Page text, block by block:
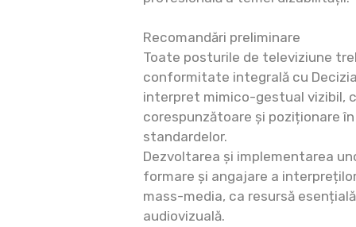
Recomandări preliminare
Toate posturile de televiziune
conformitate integrală cu
interpret mimico-gestual vizibil,
corespunzătoare și poziționare
standardelor.
Dezvoltarea și implementarea
formare și angajare a
mass-media, ca resursă
audiovizuală.